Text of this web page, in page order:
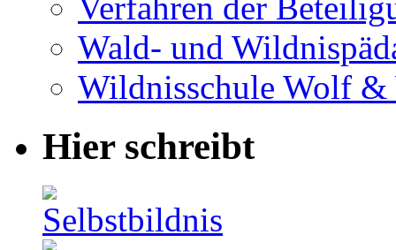
Wald- und
Wildnisschule Wolf &
Hier schreibt